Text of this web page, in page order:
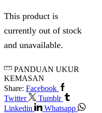
This product is
currently out of stock
and unavailable.
PANDUAN UKUR
KEMASAN
Share: Facebook
Twitter
Tumblr
Linkedin
Whatsapp